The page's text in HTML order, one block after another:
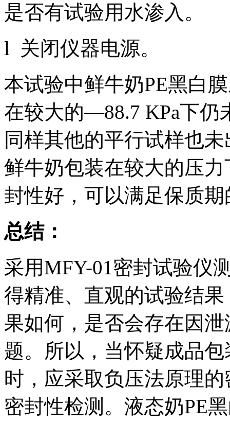
是否有试验用水渗入。
l 关闭仪器电源。
本试验中鲜牛奶PE黑白
在较大的—88.7 KPa下仍
同样其他的平行试样也
鲜牛奶包装在较大的压
封性好，可以满足保质
总结：
采用MFY-01密封试验仪
得精准、直观的试验结
果如何，是否会存在因
题。所以，当怀疑成品
时，应采取负压法原理
密封性检测。液态奶PE